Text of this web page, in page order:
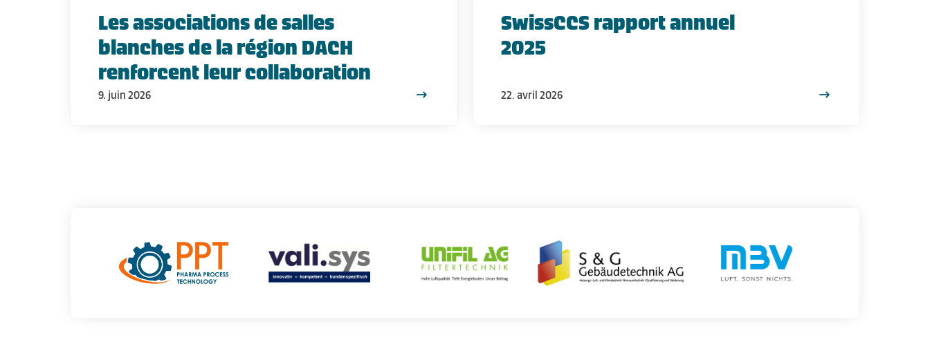
Les associations de salles
blanches de la région DACH
renforcent leur collaboration
9. juin 2026
SwissCCS rapport annuel
2025
22. avril 2026